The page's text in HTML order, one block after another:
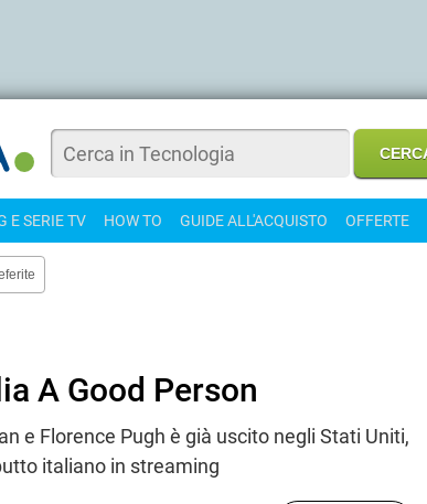
E SERIE TV HOW TO GUIDE ALL'ACQUISTO OFFERTE
A Good Person
e Florence Pugh è già uscito negli Stati Uniti,
italiano in streaming